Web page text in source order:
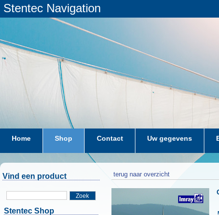
Stentec Navigation
Home Shop Contact Uw gegevens
Vind een product
Zoek
Stentec Shop
terug naar overzicht